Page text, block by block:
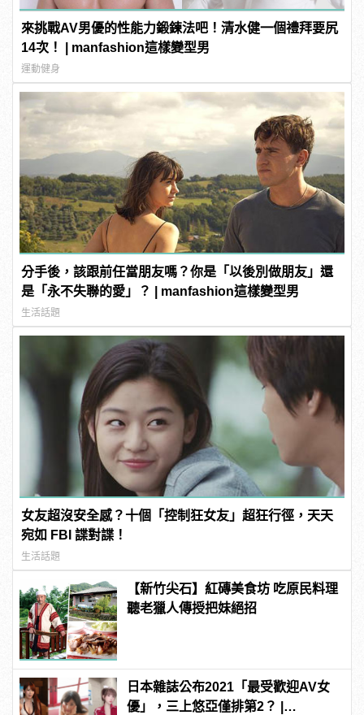
來挑戰AV男優的性能力鍛鍊法吧！清水健一個禮拜要尻
14次！ | manfashion這樣變型男
運動健身
分手後，該跟前任當朋友嗎？你是「以後別做朋友」還
是「永不失聯的愛」？ | manfashion這樣變型男
生活話題
女友超沒安全感？十個「控制狂女友」超狂行徑，天天
宛如 FBI 諜對諜！
生活話題
【新竹尖石】紅磚美食坊 吃原民料理
聽老獵人傳授把妹絕招
日本雜誌公布2021「最受歡迎AV女
優」，三上悠亞僅排第2？ |